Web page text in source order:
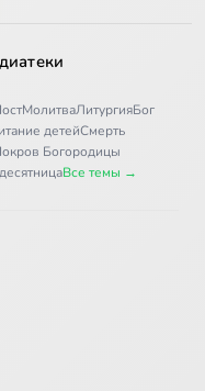
МолитваЛитургияБог
детейСмерть
Богородицы
Все темы →